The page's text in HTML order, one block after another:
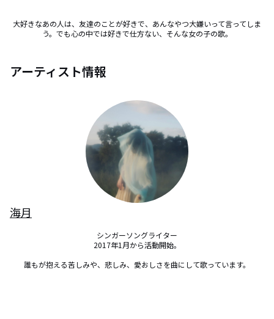
大好きなあの人は、友達のことが好きで、あんなやつ大嫌いって言ってしま
う。でも心の中では好きで仕方ない、そんな女の子の歌。
アーティスト情報
海月
シンガーソングライター
2017年1月から活動開始。
誰もが抱える苦しみや、悲しみ、愛おしさを曲にして歌っています。